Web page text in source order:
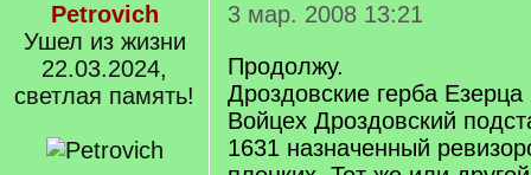
Petrovich
Ушел из жизни
22.03.2024,
светлая память!
3 мар. 2008 13:21
Продолжу.
Дроздовские герба
Войцех Дроздовский
1631 назначенный